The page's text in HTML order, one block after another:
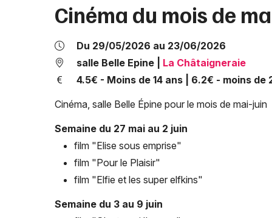
Cinéma du mois de
Du 29/05/2026 au 23/06/2026
salle Belle Epine
La Châtaigneraie
4.5€ - Moins de 14 ans | 6.2€ - moins
Cinéma, salle Belle Épine pour le mois de mai-juin
Semaine du 27 mai au 2 juin
film "Elise sous emprise"
film "Pour le Plaisir"
film "Elfie et les super elfkins"
Semaine du 3 au 9 juin